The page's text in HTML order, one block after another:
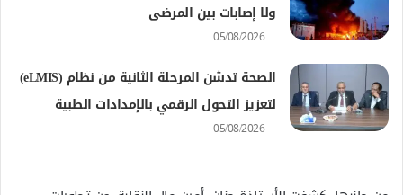
ولا إصابات بين المرضى
05/08/2026
الصحة تدشن المرحلة الثانية من نظام (eLMIS)
لتعزيز التحول الرقمي بالإمدادات الطبية
05/08/2026